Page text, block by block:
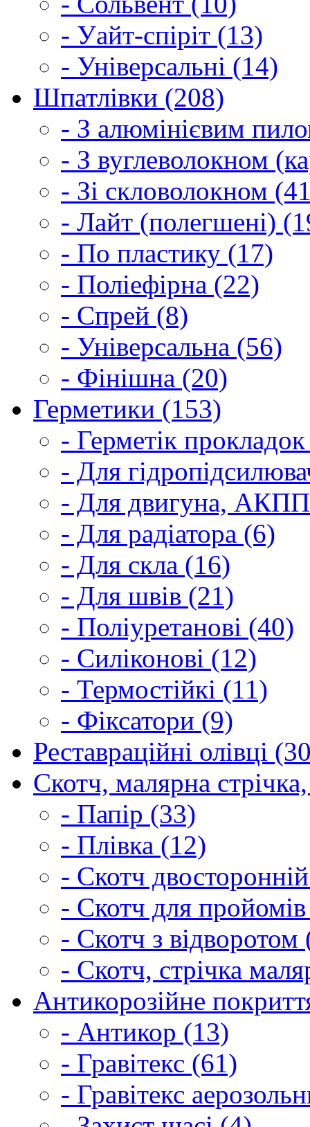
- Уайт-спіріт (13)
- Універсальні (14)
Шпатлівки (208)
- З алюмінієвим
- З вуглеволокном
- Зі скловолокном
- Лайт (полегшені)
- По пластику (17)
- Поліефірна (22)
- Спрей (8)
- Універсальна (56)
- Фінішна (20)
Герметики (153)
- Герметік
- Для
- Для двигуна,
- Для радіатора (6)
- Для скла (16)
- Для швів (21)
- Поліуретанові (40)
- Силіконові (12)
- Термостійкі (11)
- Фіксатори (9)
Реставраційні олівці
Скотч, малярна
- Папір (33)
- Плівка (12)
- Скотч
- Скотч для
- Скотч з відворотом
- Скотч, стрічка
Антикорозійне
- Антикор (13)
- Гравітекс (61)
- Гравітекс